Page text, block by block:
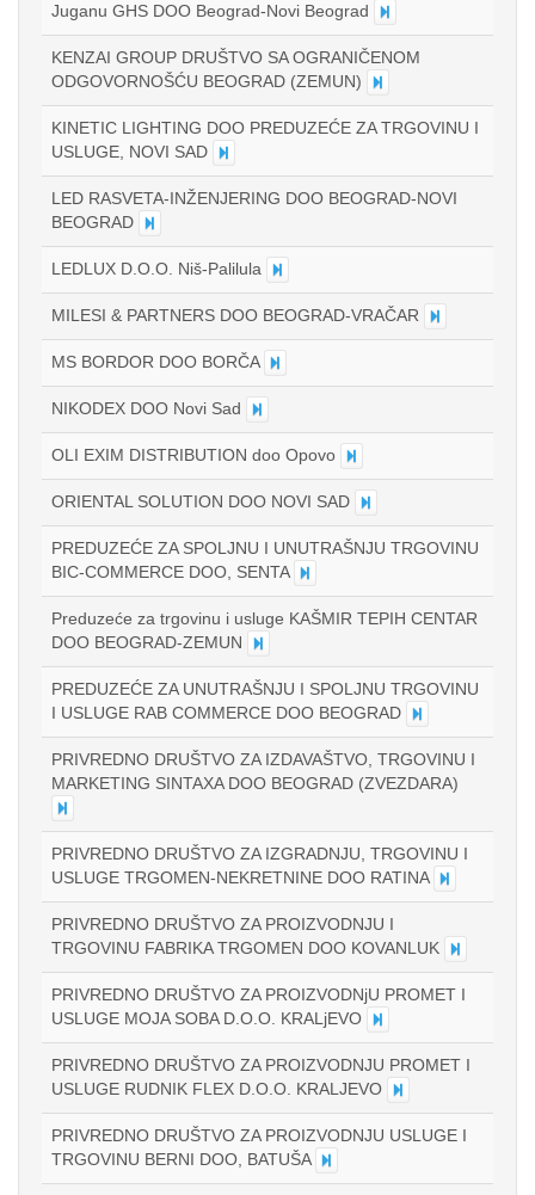
Juganu GHS DOO Beograd-Novi Beograd
KENZAI GROUP DRUŠTVO SA OGRANIČENOM
ODGOVORNOŠĆU BEOGRAD (ZEMUN)
KINETIC LIGHTING DOO PREDUZEĆE ZA TRGOVINU I
USLUGE, NOVI SAD
LED RASVETA-INŽENJERING DOO BEOGRAD-NOVI
BEOGRAD
LEDLUX D.O.O. Niš-Palilula
MILESI & PARTNERS DOO BEOGRAD-VRAČAR
MS BORDOR DOO BORČA
NIKODEX DOO Novi Sad
OLI EXIM DISTRIBUTION doo Opovo
ORIENTAL SOLUTION DOO NOVI SAD
PREDUZEĆE ZA SPOLJNU I UNUTRAŠNJU TRGOVINU
BIC-COMMERCE DOO, SENTA
Preduzeće za trgovinu i usluge KAŠMIR TEPIH CENTAR
DOO BEOGRAD-ZEMUN
PREDUZEĆE ZA UNUTRAŠNJU I SPOLJNU TRGOVINU
I USLUGE RAB COMMERCE DOO BEOGRAD
PRIVREDNO DRUŠTVO ZA IZDAVAŠTVO, TRGOVINU I
MARKETING SINTAXA DOO BEOGRAD (ZVEZDARA)
PRIVREDNO DRUŠTVO ZA IZGRADNJU, TRGOVINU I
USLUGE TRGOMEN-NEKRETNINE DOO RATINA
PRIVREDNO DRUŠTVO ZA PROIZVODNJU I
TRGOVINU FABRIKA TRGOMEN DOO KOVANLUK
PRIVREDNO DRUŠTVO ZA PROIZVODNjU PROMET I
USLUGE MOJA SOBA D.O.O. KRALjEVO
PRIVREDNO DRUŠTVO ZA PROIZVODNJU PROMET I
USLUGE RUDNIK FLEX D.O.O. KRALJEVO
PRIVREDNO DRUŠTVO ZA PROIZVODNJU USLUGE I
TRGOVINU BERNI DOO, BATUŠA